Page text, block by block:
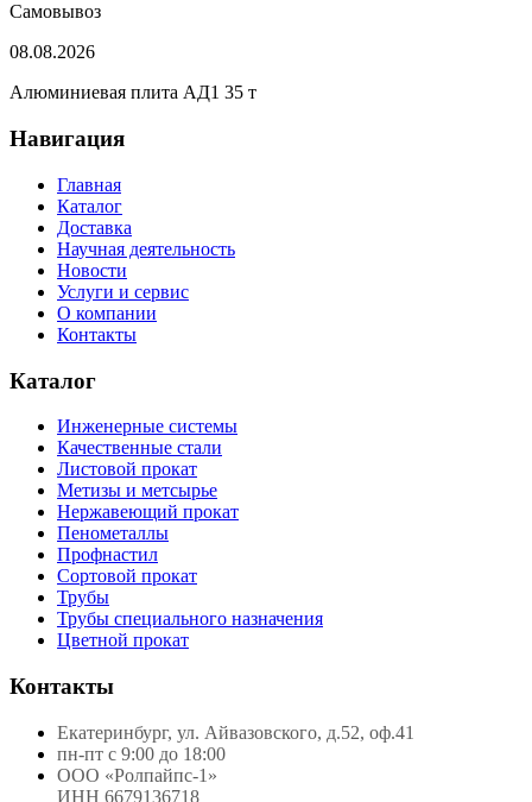
Самовывоз
08.08.2026
Алюминиевая плита АД1 35 т
Навигация
Главная
Каталог
Доставка
Научная деятельность
Новости
Услуги и сервис
О компании
Контакты
Каталог
Инженерные системы
Качественные стали
Листовой прокат
Метизы и метсырье
Нержавеющий прокат
Пенометаллы
Профнастил
Сортовой прокат
Трубы
Трубы специального назначения
Цветной прокат
Контакты
Екатеринбург, ул. Айвазовского, д.52, оф.41
пн-пт с 9:00 до 18:00
ООО «Ролпайпс-1»
ИНН 6679136718